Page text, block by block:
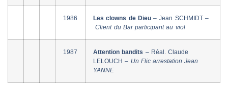
1986 Les clowns de Dieu– Jean SCHMIDT –
Client du Bar participant au viol
1987 Attention bandits – Réal. Claude
LELOUCH – Un Flic arrestation Jean
YANNE